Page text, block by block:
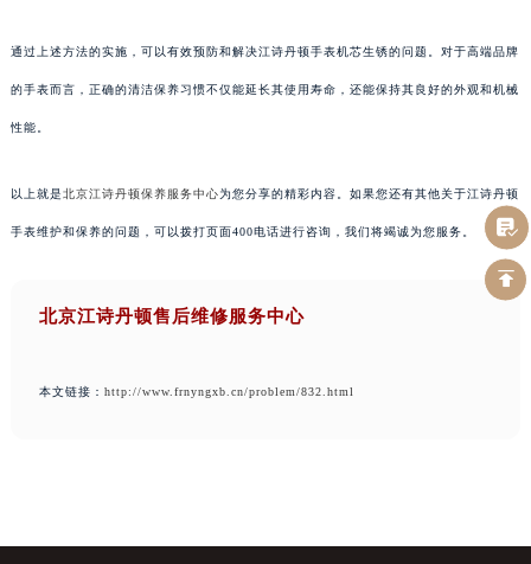
通过上述方法的实施，可以有效预防和解决江诗丹顿手表机芯生锈的问题。对于高端品牌
的手表而言，正确的清洁保养习惯不仅能延长其使用寿命，还能保持其良好的外观和机械
性能。
以上就是北京江诗丹顿保养服务中心为您分享的精彩内容。如果您还有其他关于江诗丹顿
手表维护和保养的问题，可以拨打页面400电话进行咨询，我们将竭诚为您服务。
北京江诗丹顿售后维修服务中心
本文链接： http://www.frnyngxb.cn/problem/832.html